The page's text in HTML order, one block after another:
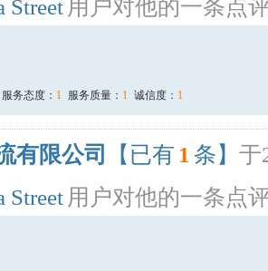
Street 用户对他的一条点
服务态度： 1 服务质量： 1 诚信度： 1
有限公司 【已有 1 条】 于
Street 用户对他的一条点